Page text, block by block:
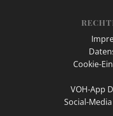
Cookie-
VOH-App
Social-